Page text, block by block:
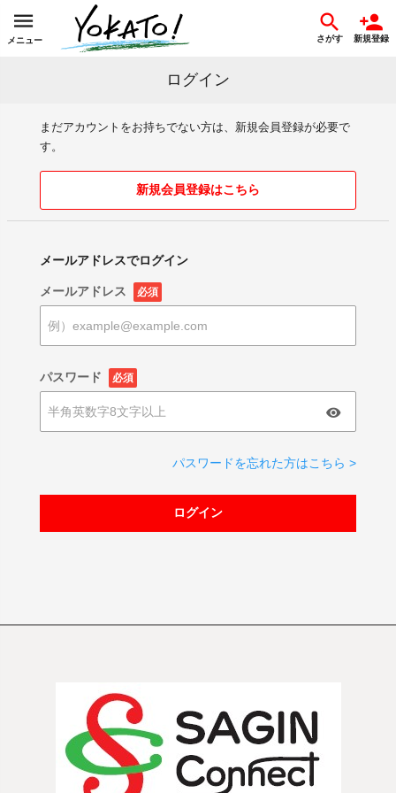
メニュー さがす 新規登録
ログイン
まだアカウントをお持ちでない方は、新規会員登録が必要で
す。
新規会員登録はこちら
メールアドレスでログイン
メールアドレス 必須
パスワード 必須
パスワードを忘れた方はこちら >
ログイン